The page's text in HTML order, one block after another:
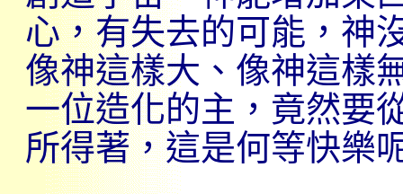
心，有失去的可能，神
像神這樣大、像神這樣
一位造化的主，竟然要
所得著，這是何等快樂